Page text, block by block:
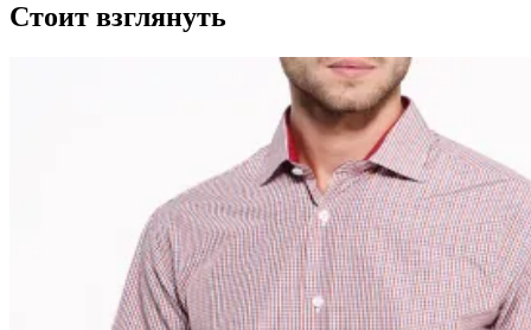
Стоит взглянуть